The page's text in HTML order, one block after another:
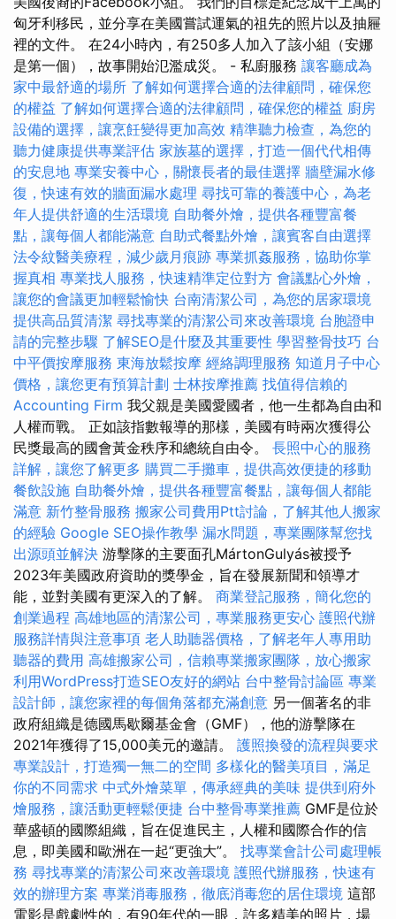
匈牙利移民，並分享在美國嘗試運氣的祖先的照片以及抽屜
裡的文件。 在24小時內，有250多人加入了該小組（安娜
是第一個），故事開始氾濫成災。 - 私廚服務 讓客廳成為
家中最舒適的場所 了解如何選擇合適的法律顧問，確保您
的權益 了解如何選擇合適的法律顧問，確保您的權益 廚房
設備的選擇，讓烹飪變得更加高效 精準聽力檢查，為您的
聽力健康提供專業評估 家族墓的選擇，打造一個代代相傳
的安息地 專業安養中心，關懷長者的最佳選擇 牆壁漏水修
復，快速有效的牆面漏水處理 尋找可靠的養護中心，為老
年人提供舒適的生活環境 自助餐外燴，提供各種豐富餐
點，讓每個人都能滿意 自助式餐點外燴，讓賓客自由選擇
法令紋醫美療程，減少歲月痕跡 專業抓姦服務，協助你掌
握真相 專業找人服務，快速精準定位對方 會議點心外燴，
讓您的會議更加輕鬆愉快 台南清潔公司，為您的居家環境
提供高品質清潔 尋找專業的清潔公司來改善環境 台胞證申
請的完整步驟 了解SEO是什麼及其重要性 學習整骨技巧 台
中平價按摩服務 東海放鬆按摩 經絡調理服務 知道月子中心
價格，讓您更有預算計劃 士林按摩推薦 找值得信賴的
Accounting Firm 我父親是美國愛國者，他一生都為自由和
人權而戰。 正如該指數報導的那樣，美國有時兩次獲得公
民獎最高的國會黃金秩序和總統自由令。 長照中心的服務
詳解，讓您了解更多 購買二手攤車，提供高效便捷的移動
餐飲設施 自助餐外燴，提供各種豐富餐點，讓每個人都能
滿意 新竹整骨服務 搬家公司費用Ptt討論，了解其他人搬家
的經驗 Google SEO操作教學 漏水問題，專業團隊幫您找
出源頭並解決 游擊隊的主要面孔MártonGulyás被授予
2023年美國政府資助的獎學金，旨在發展新聞和領導才
能，並對美國有更深入的了解。 商業登記服務，簡化您的
創業過程 高雄地區的清潔公司，專業服務更安心 護照代辦
服務詳情與注意事項 老人助聽器價格，了解老年人專用助
聽器的費用 高雄搬家公司，信賴專業搬家團隊，放心搬家
利用WordPress打造SEO友好的網站 台中整骨討論區 專業
設計師，讓您家裡的每個角落都充滿創意 另一個著名的非
政府組織是德國馬歇爾基金會（GMF），他的游擊隊在
2021年獲得了15,000美元的邀請。 護照換發的流程與要求
專業設計，打造獨一無二的空間 多樣化的醫美項目，滿足
你的不同需求 中式外燴菜單，傳承經典的美味 提供到府外
燴服務，讓活動更輕鬆便捷 台中整骨專業推薦 GMF是位於
華盛頓的國際組織，旨在促進民主，人權和國際合作的信
息，即美國和歐洲在一起“更強大”。 找專業會計公司處理帳
務 尋找專業的清潔公司來改善環境 護照代辦服務，快速有
效的辦理方案 專業消毒服務，徹底消毒您的居住環境 這部
電影是戲劇性的，有90年代的一眼，許多精美的照片，場